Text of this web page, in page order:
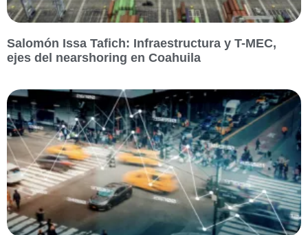
Salomón Issa Tafich: Infraestructura y T-MEC,
ejes del nearshoring en Coahuila